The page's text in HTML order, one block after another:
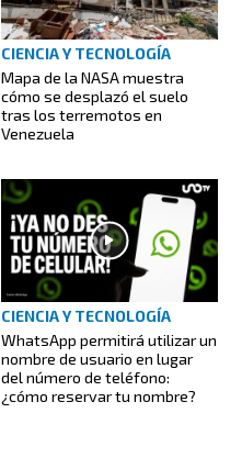
CIENCIA Y TECNOLOGÍA
Mapa de la NASA muestra
cómo se desplazó el suelo
tras los terremotos en
Venezuela
CIENCIA Y TECNOLOGÍA
WhatsApp permitirá utilizar un
nombre de usuario en lugar
del número de teléfono:
¿cómo reservar tu nombre?